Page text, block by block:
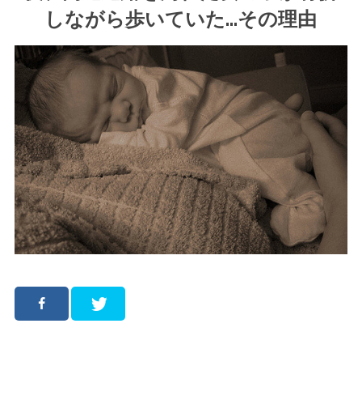
しながら歩いていた…その理由